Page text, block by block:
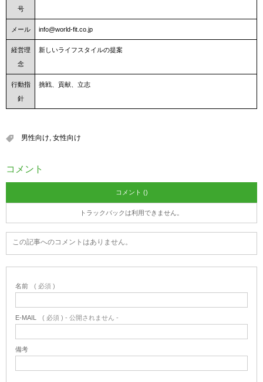
号
メール info@world-fit.co.jp
経営理
念
新しいライフスタイルの提案
行動指
針
挑戦、貢献、立志
男性向け, 女性向け
コメント
コメント ()
トラックバックは利用できません。
この記事へのコメントはありません。
名前 ( 必須 )
E-MAIL ( 必須 ) - 公開されません -
備考